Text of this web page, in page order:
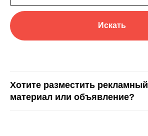
Искать
Хотите разместить рекламный
материал или объявление?